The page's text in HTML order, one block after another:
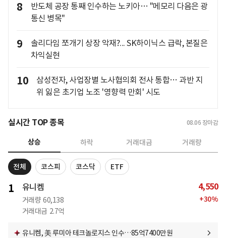
8
반도체 공장 통째 인수하는 노키아… "메모리 다음은 광
통신 병목"
9
솔리다임 쪼개기 상장 악재?... SK하이닉스 급락, 본질은
차익실현
10
삼성전자, 사업장별 노사협의회 전사 통합… 과반 지
위 잃은 초기업 노조 '영향력 만회' 시도
실시간 TOP 종목 08.06 장마감
상승 하락 거래대금 거래량
전체 코스피 코스닥 ETF
1 유니켐
거래량 60,138
거래대금 2.7억
4,550
+30%
유니켐, 美 루미아 테크놀로지스 인수…85억7400만원